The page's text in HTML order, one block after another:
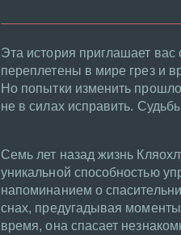
Эта история приглашает вас
переплетены в мире грез и
Но попытки изменить
не в силах исправить.
Семь лет назад жизнь
уникальной способностью
напоминанием о
снах, предугадывая
время, она спасает